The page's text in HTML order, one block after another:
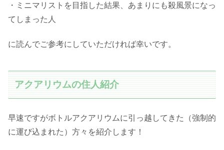
・ミニマリストを目指した結果、あまりにも殺風景になっ
てしまった人
に読んでご参考にしていただければ幸いです。
アクアリウムの住人紹介
早速ですがボトルアクアリウムに引っ越してきた（強制的
に運び込まれた）方々を紹介します！